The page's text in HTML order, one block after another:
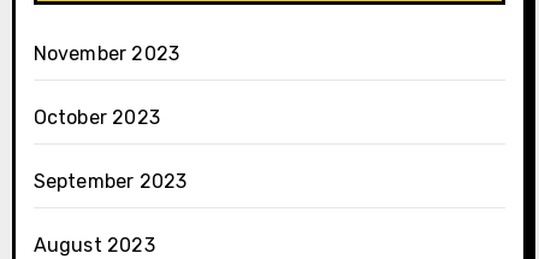
November 2023
October 2023
September 2023
August 2023